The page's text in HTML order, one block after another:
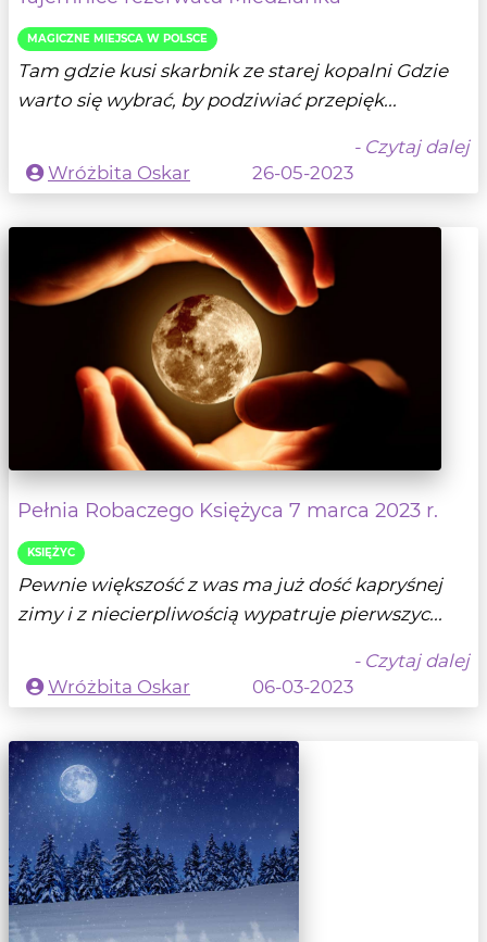
MAGICZNE MIEJSCA W POLSCE
Tam gdzie kusi skarbnik ze starej kopalni Gdzie
warto się wybrać, by podziwiać przepięk...
- Czytaj dalej
Wróżbita Oskar
26-05-2023
Pełnia Robaczego Księżyca 7 marca 2023 r.
KSIĘŻYC
Pewnie większość z was ma już dość kapryśnej
zimy i z niecierpliwością wypatruje pierwszyc...
- Czytaj dalej
Wróżbita Oskar
06-03-2023